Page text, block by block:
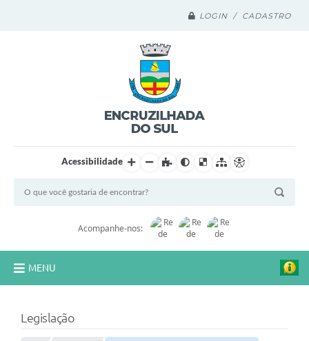
LOGIN / CADASTRO
Acessibilidade
Acompanhe-nos:
MENU
A Prefeitura
Legislação